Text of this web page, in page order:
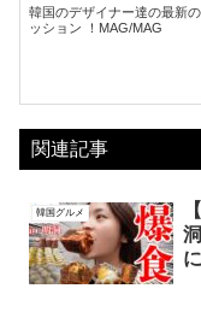
韓国のデザイナー達の最新
ッション ！MAG/MAG
関連記事
韓国グルメ